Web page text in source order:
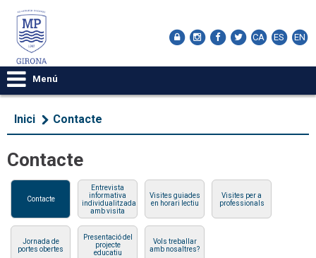
CA ES EN
Menú
Inici Contacte
Contacte
Contacte
Entrevista
informativa
individualitzada
amb visita
Visites guiades
en horari lectiu
Visites per a
professionals
Jornada de
portes obertes
Presentació del
projecte
educatiu
Vols treballar
amb nosaltres?